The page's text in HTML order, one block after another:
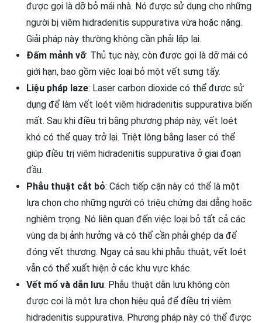
được gọi là dỡ bỏ mái nhà. Nó được sử dụng cho những
người bị viêm hidradenitis suppurativa vừa hoặc nặng.
Giải pháp này thường không cần phải lặp lại.
Đấm mảnh vỡ: Thủ tục này, còn được gọi là dỡ mái có
giới hạn, bao gồm việc loại bỏ một vết sưng tấy.
Liệu pháp laze: Laser carbon dioxide có thể được sử
dụng để làm vết loét viêm hidradenitis suppurativa biến
mất. Sau khi điều trị bằng phương pháp này, vết loét
khó có thể quay trở lại. Triệt lông bằng laser có thể
giúp điều trị viêm hidradenitis suppurativa ở giai đoạn
đầu.
Phẫu thuật cắt bỏ: Cách tiếp cận này có thể là một
lựa chọn cho những người có triệu chứng dai dẳng hoặc
nghiêm trọng. Nó liên quan đến việc loại bỏ tất cả các
vùng da bị ảnh hưởng và có thể cần phải ghép da để
đóng vết thương. Ngay cả sau khi phẫu thuật, vết loét
vẫn có thể xuất hiện ở các khu vực khác.
Vết mổ và dẫn lưu: Phẫu thuật dẫn lưu không còn
được coi là một lựa chọn hiệu quả để điều trị viêm
hidradenitis suppurativa. Phương pháp này có thể được